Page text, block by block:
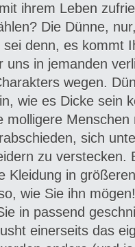
ihrem Leben
Die Dünne,
denn, es kommt
uns in jemanden
wegen.
wie es Dicke sein
molligere
sich
zu verstecken.
Kleidung in
wie Sie ihn
in passend
einerseits das